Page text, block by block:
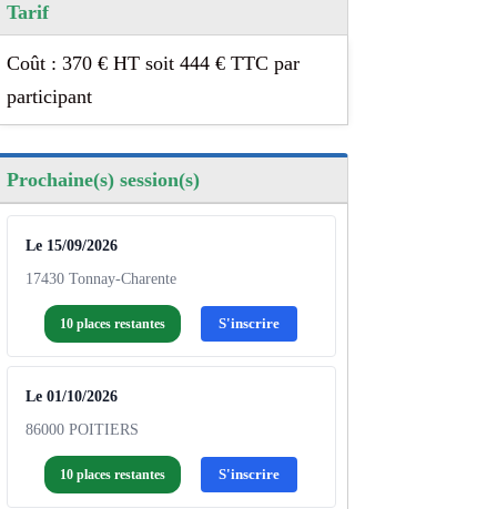
Tarif
Coût : 370 € HT soit 444 € TTC par
participant
Prochaine(s) session(s)
Le 15/09/2026
17430 Tonnay-Charente
10 places restantes S'inscrire
Le 01/10/2026
86000 POITIERS
10 places restantes S'inscrire